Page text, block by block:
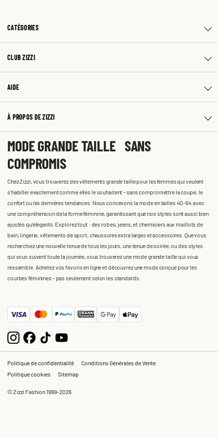
CATÉGORIES
CLUB ZIZZI
AIDE
À PROPOS DE ZIZZI
MODE GRANDE TAILLE SANS
COMPROMIS
Chez Zizzi, vous trouverez des vêtements grande taille pour les femmes qui veulent
s'habiller exactement comme elles le souhaitent – sans compromettre la coupe, le
confort ou les dernières tendances. Nous concevons la mode en tailles 40-64 avec
une compréhension de la forme féminine, garantissant que nos styles sont aussi bien
ajustés qu'élégants. Explorez tout : des robes, jeans, et chemisiers aux maillots de
bain, lingerie, vêtements de sport, chaussures extra larges et accessoires. Que vous
recherchiez une nouvelle tenue de tous les jours, une tenue de soirée, ou des styles
qui vous suivent toute la journée, vous trouverez une mode grande taille qui vous
ressemble. Achetez vos favoris en ligne et découvrez une mode conçue pour les
courbes féminines – pas seulement selon les standards.
Politique de confidentialité
Conditions Générales de Vente
Politique cookies
Sitemap
© Zizzi Fashion 1999-2026